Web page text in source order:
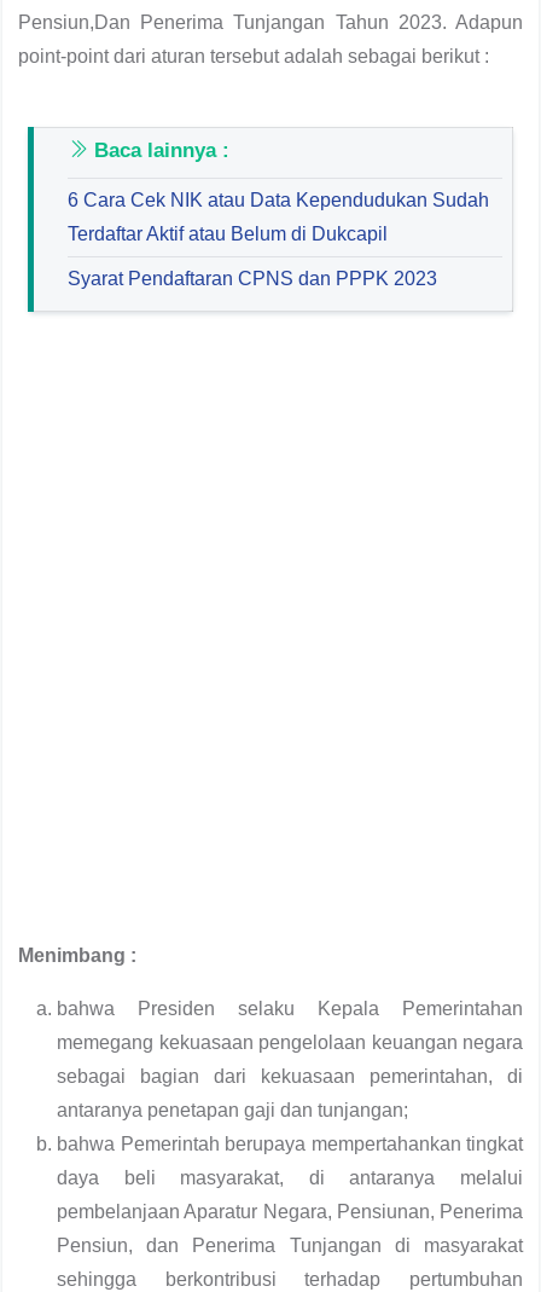
Pensiun,Dan Penerima Tunjangan Tahun 2023. Adapun
point-point dari aturan tersebut adalah sebagai berikut :
Baca lainnya :
6 Cara Cek NIK atau Data Kependudukan Sudah
Terdaftar Aktif atau Belum di Dukcapil
Syarat Pendaftaran CPNS dan PPPK 2023
Menimbang :
bahwa Presiden selaku Kepala Pemerintahan
memegang kekuasaan pengelolaan keuangan negara
sebagai bagian dari kekuasaan pemerintahan, di
antaranya penetapan gaji dan tunjangan;
bahwa Pemerintah berupaya mempertahankan tingkat
daya beli masyarakat, di antaranya melalui
pembelanjaan Aparatur Negara, Pensiunan, Penerima
Pensiun, dan Penerima Tunjangan di masyarakat
sehingga berkontribusi terhadap pertumbuhan